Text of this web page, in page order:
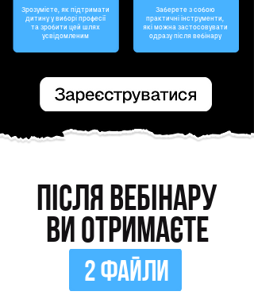
Заберете з собою
практичні інструменти,
які можна застосовувати
одразу після вебінару
Зрозумієте, як підтримати
дитину у виборі професії
та зробити цей шлях
усвідомленим
Після вебінару
ви отримаєте
2 ФАЙЛИ